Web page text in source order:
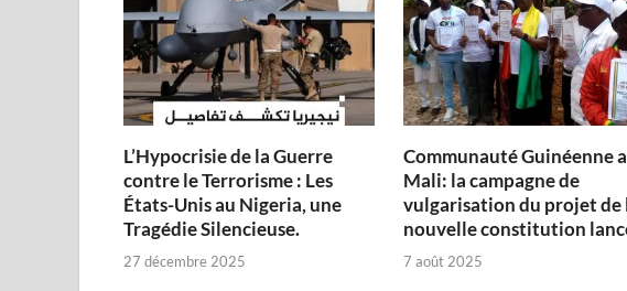
L’Hypocrisie de la Guerre
contre le Terrorisme : Les
États-Unis au Nigeria, une
Tragédie Silencieuse.
27 décembre 2025
Communauté Guinéenne
Mali: la campagne de
vulgarisation du projet de
nouvelle constitution
7 août 2025